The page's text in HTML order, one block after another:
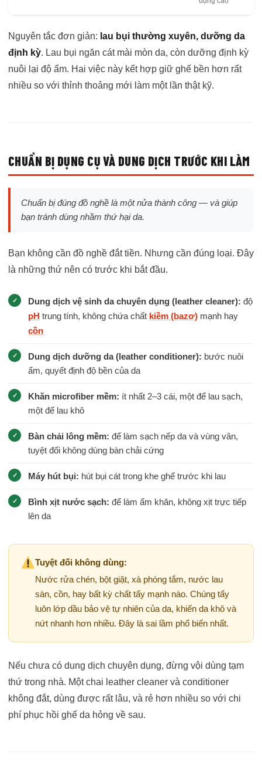
Nguyên tắc đơn giản: lau bụi thường xuyên, dưỡng da
định kỳ. Lau bụi ngăn cát mài mòn da, còn dưỡng định kỳ
nuôi lại độ ẩm. Hai việc này kết hợp giữ ghế bền hơn rất
nhiều so với thỉnh thoảng mới làm một lần thật kỹ.
CHUẨN BỊ DỤNG CỤ VÀ DUNG DỊCH TRƯỚC KHI LÀM
Chuẩn bị đúng đồ nghề là một nửa thành công — và giúp
bạn tránh dùng nhầm thứ hại da.
Bạn không cần đồ nghề đắt tiền. Nhưng cần đúng loại. Đây
là những thứ nên có trước khi bắt đầu.
Dung dịch vệ sinh da chuyên dụng (leather cleaner): độ
pH trung tính, không chứa chất kiềm (bazơ) mạnh hay
cồn
Dung dịch dưỡng da (leather conditioner): bước nuôi
ẩm, quyết định độ bền của da
Khăn microfiber mềm: ít nhất 2–3 cái, một để lau sạch,
một để lau khô
Bàn chải lông mềm: để làm sạch nếp da và vùng vân,
tuyệt đối không dùng bàn chải cứng
Máy hút bụi: hút bụi cát trong khe ghế trước khi lau
Bình xịt nước sạch: để làm ẩm khăn, không xịt trực tiếp
lên da
Tuyệt đối không dùng:
Nước rửa chén, bột giặt, xà phòng tắm, nước lau
sàn, cồn, hay bất kỳ chất tẩy mạnh nào. Chúng tẩy
luôn lớp dầu bảo vệ tự nhiên của da, khiến da khô và
nứt nhanh hơn nhiều. Đây là sai lầm phổ biến nhất.
Nếu chưa có dung dịch chuyên dụng, đừng vội dùng tạm
thứ trong nhà. Một chai leather cleaner và conditioner
không đắt, dùng được rất lâu, và rẻ hơn nhiều so với chi
phí phục hồi ghế da hỏng về sau.